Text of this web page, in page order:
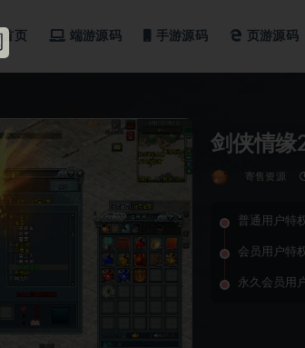
首页 端游源码 手游源码 页游源码
寄售资源
普通用户特
会员用户特
永久会员用